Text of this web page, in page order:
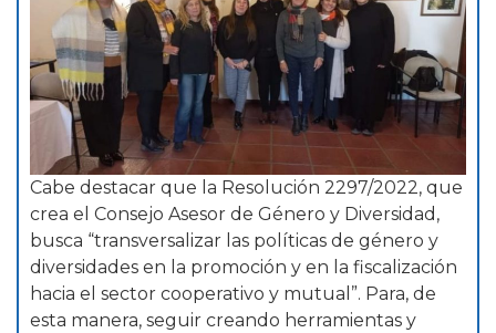
Cabe destacar que la Resolución 2297/2022, que
crea el Consejo Asesor de Género y Diversidad,
busca “transversalizar las políticas de género y
diversidades en la promoción y en la fiscalización
hacia el sector cooperativo y mutual”. Para, de
esta manera, seguir creando herramientas y